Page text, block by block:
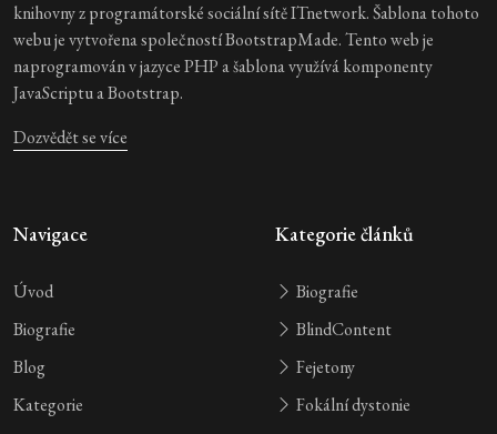
knihovny z programátorské sociální sítě ITnetwork. Šablona tohoto
webu je vytvořena společností BootstrapMade. Tento web je
naprogramován v jazyce PHP a šablona využívá komponenty
JavaScriptu a Bootstrap.
Dozvědět se více
Navigace
Úvod
Biografie
Blog
Kategorie
Kategorie článků
Biografie
BlindContent
Fejetony
Fokální dystonie